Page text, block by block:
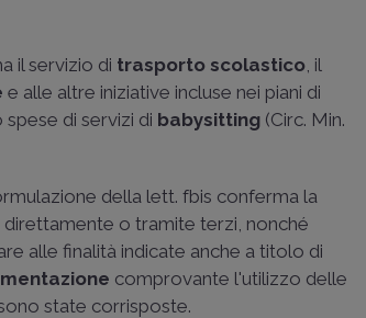
il servizio di trasporto scolastico, il
e alle altre iniziative incluse nei piani di
di servizi di babysitting (Circ. Min.
della lett. fbis conferma la
o tramite terzi, nonché
alle finalità indicate anche a titolo di
comprovante l'utilizzo delle
state corrisposte.